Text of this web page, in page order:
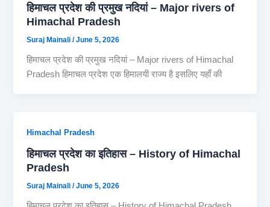
हिमाचल प्रदेश की प्रमुख नदियां – Major rivers of
Himachal Pradesh
Suraj Mainali/June 5, 2026
हिमाचल प्रदेश की प्रमुख नदियां – Major rivers of Himachal
Pradesh हिमाचल प्रदेश एक हिमालयी राज्य है इसलिए यहाँ की
Himachal Pradesh
हिमाचल प्रदेश का इतिहास – History of Himachal
Pradesh
Suraj Mainali/June 5, 2026